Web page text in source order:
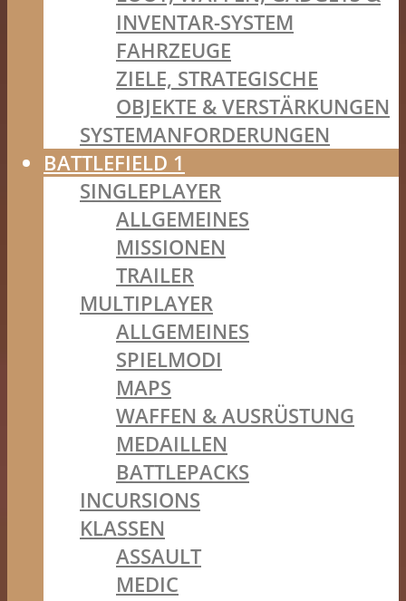
INVENTAR-SYSTEM
FAHRZEUGE
ZIELE, STRATEGISCHE
OBJEKTE & VERSTÄRKUNGEN
SYSTEMANFORDERUNGEN
BATTLEFIELD 1
SINGLEPLAYER
ALLGEMEINES
MISSIONEN
TRAILER
MULTIPLAYER
ALLGEMEINES
SPIELMODI
MAPS
WAFFEN & AUSRÜSTUNG
MEDAILLEN
BATTLEPACKS
INCURSIONS
KLASSEN
ASSAULT
MEDIC